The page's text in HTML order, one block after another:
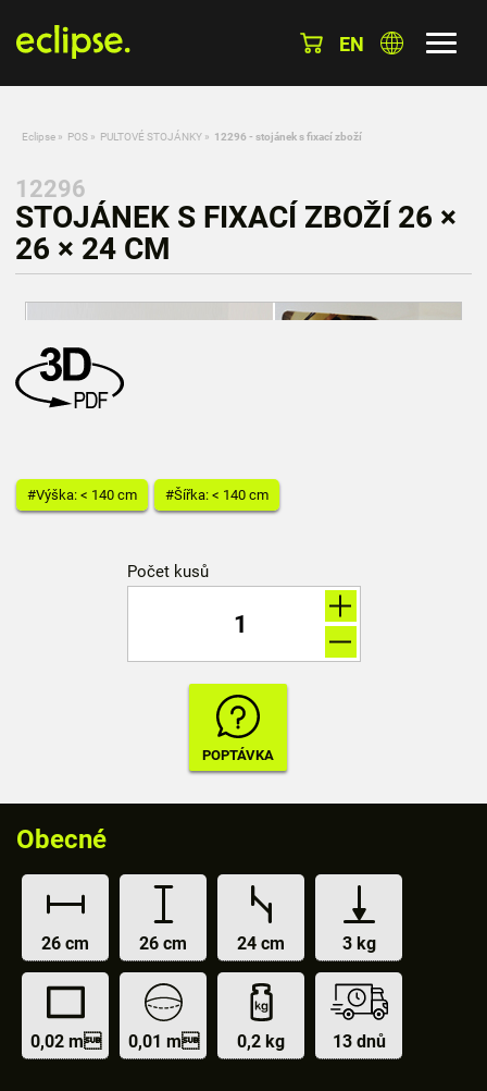
EN
Eclipse » POS » PULTOVÉ STOJÁNKY » 12296 - stojánek s fixací zboží
12296
STOJÁNEK S FIXACÍ ZBOŽÍ 26 ×
26 × 24 CM
#Výška: < 140 cm #Šířka: < 140 cm
Počet kusů
Obecné
26 cm 26 cm 24 cm 3 kg
0,02 m 0,01 m 0,2 kg 13 dnů